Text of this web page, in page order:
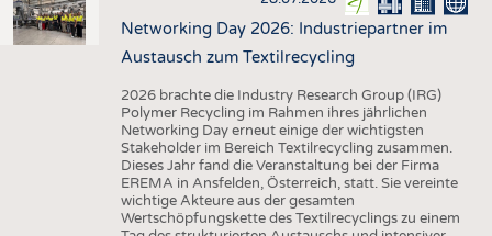
Networking Day 2026: Industriepartner im
Austausch zum Textilrecycling
2026 brachte die Industry Research Group (IRG)
Polymer Recycling im Rahmen ihres jährlichen
Networking Day erneut einige der wichtigsten
Stakeholder im Bereich Textilrecycling zusammen.
Dieses Jahr fand die Veranstaltung bei der Firma
EREMA in Ansfelden, Österreich, statt. Sie vereinte
wichtige Akteure aus der gesamten
Wertschöpfungskette des Textilrecyclings zu einem